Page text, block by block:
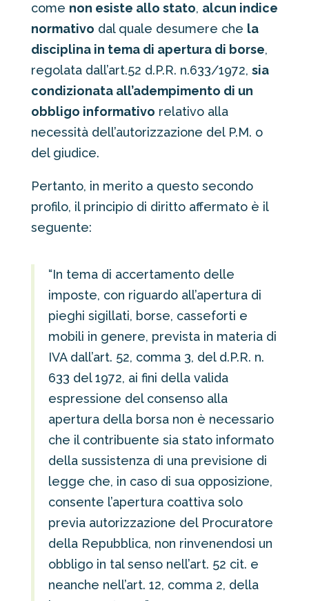
come non esiste allo stato, alcun indice
normativo dal quale desumere che la
disciplina in tema di apertura di borse,
regolata dall’art.52 d.P.R. n.633/1972, sia
condizionata all’adempimento di un
obbligo informativo relativo alla
necessità dell’autorizzazione del P.M. o
del giudice.
Pertanto, in merito a questo secondo
profilo, il principio di diritto affermato è il
seguente:
“In tema di accertamento delle
imposte, con riguardo all’apertura di
pieghi sigillati, borse, casseforti e
mobili in genere, prevista in materia di
IVA dall’art. 52, comma 3, del d.P.R. n.
633 del 1972, ai fini della valida
espressione del consenso alla
apertura della borsa non è necessario
che il contribuente sia stato informato
della sussistenza di una previsione di
legge che, in caso di sua opposizione,
consente l’apertura coattiva solo
previa autorizzazione del Procuratore
della Repubblica, non rinvenendosi un
obbligo in tal senso nell’art. 52 cit. e
neanche nell’art. 12, comma 2, della